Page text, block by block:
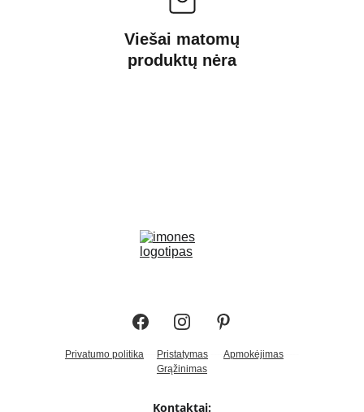
Viešai matomų
produktų nėra
Privatumo politika---- Pristatymas Apmokėjimas
Grąžinimas
Kontaktai: